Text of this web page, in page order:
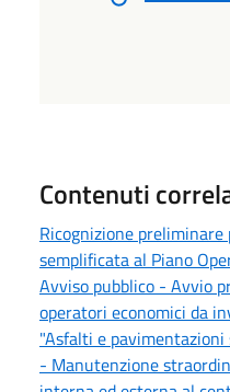
Contenuti
Ricognizione
semplificata al Piano
Avviso pubblico - Avvio
operatori economici da
"Asfalti e
- Manutenzione